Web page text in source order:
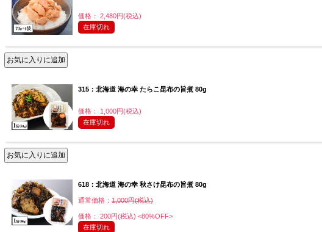
価格： 2,480円(税込)
在庫切れ
315：北海道 海の幸 たらこ昆布の旨煮 80g
価格： 1,000円(税込)
在庫切れ
618：北海道 海の幸 秋さけ昆布の旨煮 80g
通常価格： 1,000円(税込)
価格： 200円(税込) <80%OFF>
在庫切れ